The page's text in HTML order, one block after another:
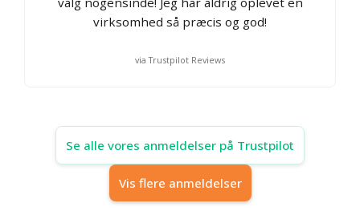
virksomhed så præcis og god!
via Trustpilot Reviews
Se alle vores anmeldelser på Trustpilot
Vis flere anmeldelser